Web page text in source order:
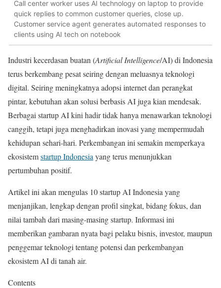
Call center worker uses AI technology on laptop to provide
quick replies to common customer queries, close up.
Customer service agent generates automated responses to
clients using AI tech on notebook
Industri kecerdasan buatan (Artificial Intelligence/AI) di Indonesia
terus berkembang pesat seiring dengan meluasnya teknologi
digital. Seiring meningkatnya adopsi internet dan perangkat
pintar, kebutuhan akan solusi berbasis AI juga kian mendesak.
Berbagai startup AI kini hadir tidak hanya menawarkan teknologi
canggih, tetapi juga menghadirkan inovasi yang mempermudah
kehidupan sehari-hari. Perkembangan ini semakin memperkaya
ekosistemstartup Indonesia yang terus menunjukkan
pertumbuhan positif.
Artikel ini akan mengulas 10 startup AI Indonesia yang
menjanjikan, lengkap dengan profil singkat, bidang fokus, dan
nilai tambah dari masing-masing startup. Informasi ini
memberikan gambaran nyata bagi pelaku bisnis, investor, maupun
penggemar teknologi tentang potensi dan perkembangan
ekosistem AI di tanah air.
Contents